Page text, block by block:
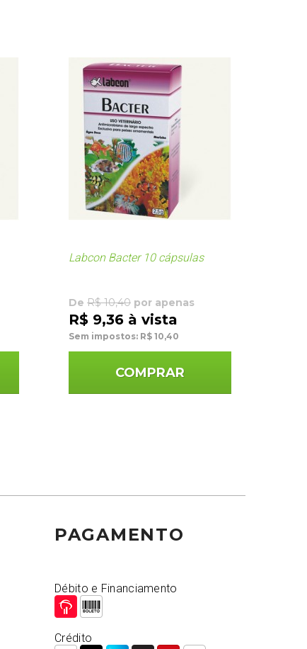
Labcon Bacter 10 cápsulas
De R$ 10,40 por apenas
R$ 9,36 à vista
Sem impostos: R$ 10,40
COMPRAR
PAGAMENTO
Débito e Financiamento
Crédito